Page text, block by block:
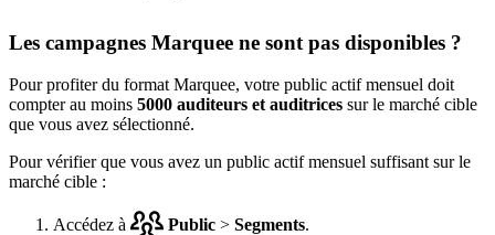
Les campagnes Marquee ne sont pas disponibles ?
Pour profiter du format Marquee, votre public actif mensuel doit
compter au moins 5000 auditeurs et auditrices sur le marché cible
que vous avez sélectionné.
Pour vérifier que vous avez un public actif mensuel suffisant sur le
marché cible :
Accédez à Public > Segments.